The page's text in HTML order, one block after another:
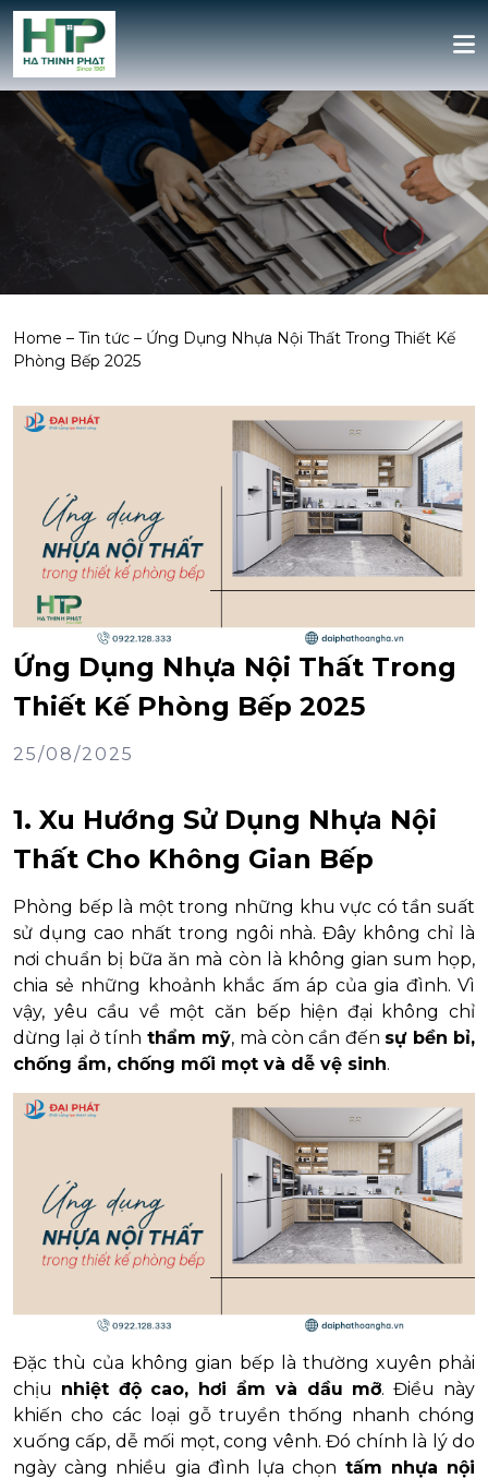
Home – Tin tức – Ứng Dụng Nhựa Nội Thất Trong Thiết Kế
Phòng Bếp 2025
Ứng Dụng Nhựa Nội Thất Trong
Thiết Kế Phòng Bếp 2025
25/08/2025
1. Xu Hướng Sử Dụng Nhựa Nội
Thất Cho Không Gian Bếp
Phòng bếp là một trong những khu vực có tần suất
sử dụng cao nhất trong ngôi nhà. Đây không chỉ là
nơi chuẩn bị bữa ăn mà còn là không gian sum họp,
chia sẻ những khoảnh khắc ấm áp của gia đình. Vì
vậy, yêu cầu về một căn bếp hiện đại không chỉ
dừng lại ở tính thẩm mỹ, mà còn cần đến sự bền bỉ,
chống ẩm, chống mối mọt và dễ vệ sinh.
Đặc thù của không gian bếp là thường xuyên phải
chịu nhiệt độ cao, hơi ẩm và dầu mỡ. Điều này
khiến cho các loại gỗ truyền thống nhanh chóng
xuống cấp, dễ mối mọt, cong vênh. Đó chính là lý do
ngày càng nhiều gia đình lựa chọn tấm nhựa nội